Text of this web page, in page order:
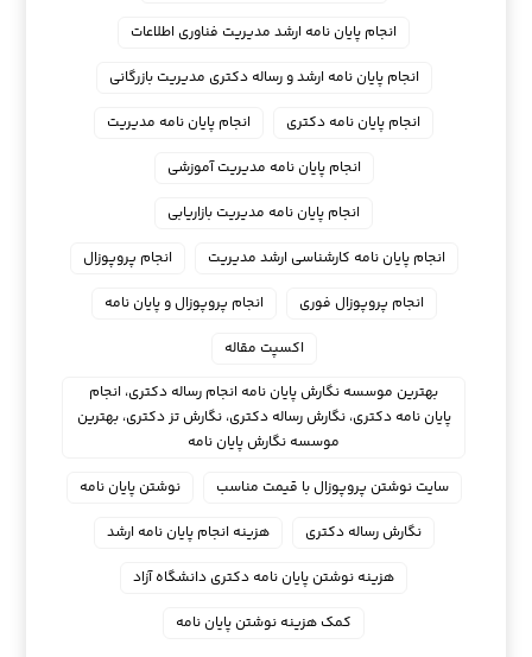
انجام پایان نامه ارشد مدیریت فناوری اطلاعات
انجام پایان نامه ارشد و رساله دکتری مدیریت بازرگانی
انجام پایان نامه دکتری
انجام پایان نامه مدیریت
انجام پایان نامه مدیریت آموزشی
انجام پایان نامه مدیریت بازاریابی
انجام پایان نامه کارشناسی ارشد مدیریت
انجام پروپوزال
انجام پروپوزال فوری
انجام پروپوزال و پایان نامه
اکسپت مقاله
بهترین موسسه نگارش پایان نامه انجام رساله دکتری، انجام
پایان نامه دکتری، نگارش رساله دکتری، نگارش تز دکتری، بهترین
موسسه نگارش پایان نامه
سایت نوشتن پروپوزال با قیمت مناسب
نوشتن پایان نامه
نگارش رساله دکتری
هزینه انجام پایان نامه ارشد
هزینه نوشتن پایان نامه دکتری دانشگاه آزاد
کمک هزینه نوشتن پایان نامه